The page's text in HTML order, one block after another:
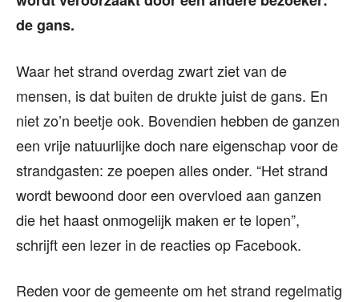
de gans.
Waar het strand overdag zwart ziet van de
mensen, is dat buiten de drukte juist de gans. En
niet zo’n beetje ook. Bovendien hebben de ganzen
een vrije natuurlijke doch nare eigenschap voor de
strandgasten: ze poepen alles onder. “Het strand
wordt bewoond door een overvloed aan ganzen
die het haast onmogelijk maken er te lopen”,
schrijft een lezer in de reacties op Facebook.
Reden voor de gemeente om het strand regelmatig